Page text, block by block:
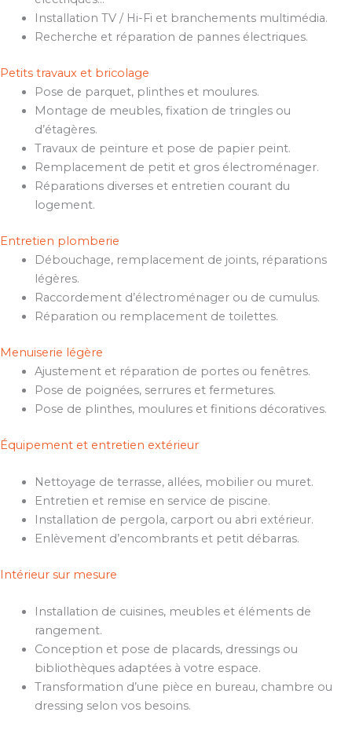
Installation TV / Hi-Fi et branchements multimédia.
Recherche et réparation de pannes électriques.
Petits travaux et bricolage
Pose de parquet, plinthes et moulures.
Montage de meubles, fixation de tringles ou
d’étagères.
Travaux de peinture et pose de papier peint.
Remplacement de petit et gros électroménager.
Réparations diverses et entretien courant du
logement.
Entretien plomberie
Débouchage, remplacement de joints, réparations
légères.
Raccordement d’électroménager ou de cumulus.
Réparation ou remplacement de toilettes.
Menuiserie légère
Ajustement et réparation de portes ou fenêtres.
Pose de poignées, serrures et fermetures.
Pose de plinthes, moulures et finitions décoratives.
Équipement et entretien extérieur
Nettoyage de terrasse, allées, mobilier ou muret.
Entretien et remise en service de piscine.
Installation de pergola, carport ou abri extérieur.
Enlèvement d’encombrants et petit débarras.
Intérieur sur mesure
Installation de cuisines, meubles et éléments de
rangement.
Conception et pose de placards, dressings ou
bibliothèques adaptées à votre espace.
Transformation d’une pièce en bureau, chambre ou
dressing selon vos besoins.